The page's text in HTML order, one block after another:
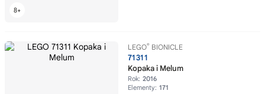
LEGO® BIONICLE
71311
Kopaka i Melum
Rok: 2016
Elementy: 171